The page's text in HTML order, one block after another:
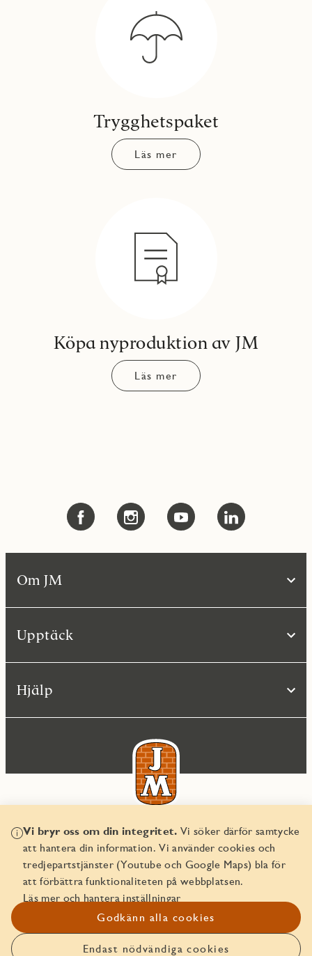
Trygghetspaket
Läs mer
Köpa nyproduktion av JM
Läs mer
Vi bryr oss om din integritet. Vi söker därför samtycke
att hantera din information. Vi använder cookies och
tredjepartstjänster (Youtube och Google Maps) bla för
att förbättra funktionaliteten på webbplatsen.
Läs mer och hantera inställningar
Godkänn alla cookies
Endast nödvändiga cookies
Om JM
Upptäck
Hjälp
© JM AB 2026
Organisationsnummer 556045-2103